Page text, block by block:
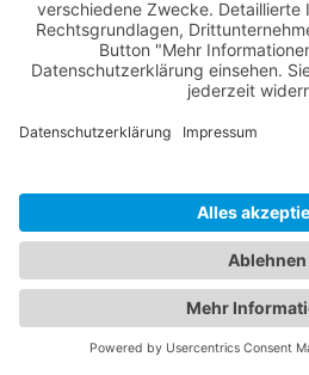
ABSENKUNG GARANTIEZINS
Garantiezins von 0,9% (aktuell 1,25%) ab
bedeutet das für bestehenden Verträge
...weiter lesen